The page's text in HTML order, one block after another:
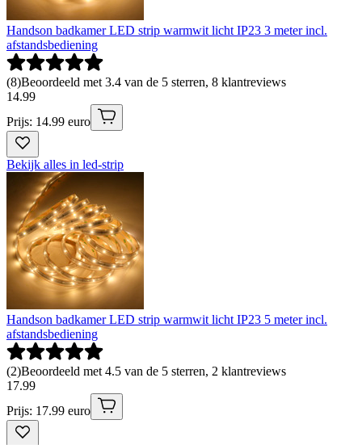
Handson badkamer LED strip warmwit licht IP23 3 meter incl.
afstandsbediening
(8)Beoordeeld met 3.4 van de 5 sterren, 8 klantreviews
14.99
Prijs: 14.99 euro
Bekijk alles in led-strip
Handson badkamer LED strip warmwit licht IP23 5 meter incl.
afstandsbediening
(2)Beoordeeld met 4.5 van de 5 sterren, 2 klantreviews
17.99
Prijs: 17.99 euro